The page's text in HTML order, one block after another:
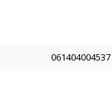
061404004537